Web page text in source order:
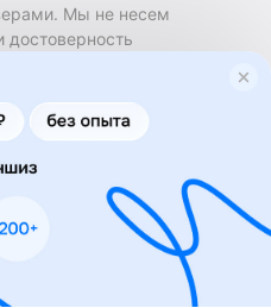
Мы не несем
достоверность
договоров
осуществляется
Бизнесменс.ру
представителем
за условия
лиц,
информации, имеющейся
него. За достоверность